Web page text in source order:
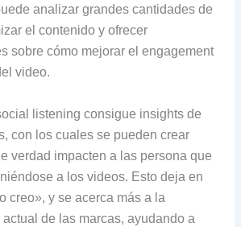
analizar grandes cantidades de
el contenido y ofrecer
sobre cómo mejorar el engagement
video.
listening consigue insights de
con los cuales se pueden crear
verdad impacten a las persona que
a los videos. Esto deja en
creo», y se acerca más a la
de las marcas, ayudando a